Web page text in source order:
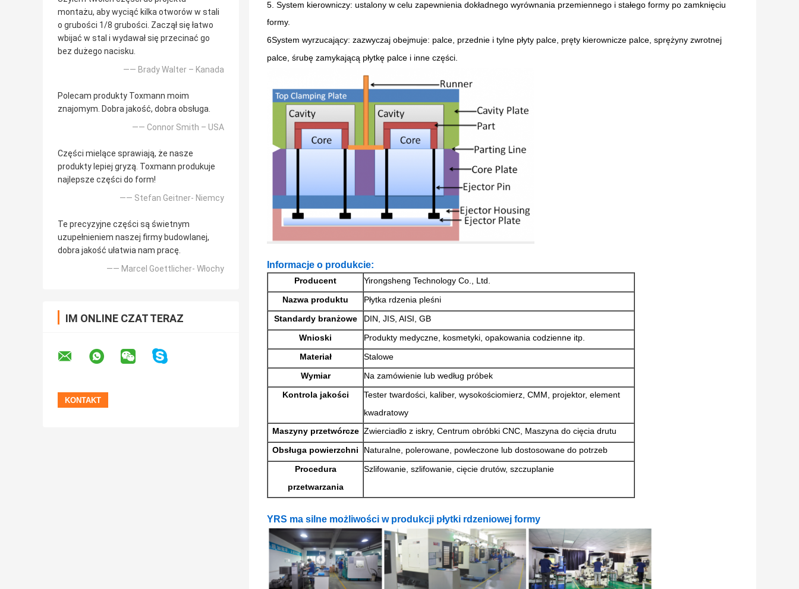
montażu, aby wyciąć kilka otworów w stali
o grubości 1/8 grubości. Zaczął się łatwo
wbijać w stal i wydawał się przecinać go
bez dużego nacisku.
—— Brady Walter – Kanada
Polecam produkty Toxmann moim
znajomym. Dobra jakość, dobra obsługa.
—— Connor Smith – USA
Części mielące sprawiają, że nasze
produkty lepiej gryzą. Toxmann produkuje
najlepsze części do form!
—— Stefan Geitner- Niemcy
Te precyzyjne części są świetnym
uzupełnieniem naszej firmy budowlanej,
dobra jakość ułatwia nam pracę.
—— Marcel Goettlicher- Włochy
IM ONLINE CZAT TERAZ
5. System kierowniczy: ustalony w celu zapewnienia dokładnego wyrównania przemiennego i stałego formy po zamknięciu
formy.
6System wyrzucający: zazwyczaj obejmuje: palce, przednie i tylne płyty palce, pręty kierownicze palce, sprężyny zwrotnej
palce, śrubę zamykającą płytkę palce i inne części.
Informacje o produkcie:
Producent
Yirongsheng Technology Co., Ltd.
Nazwa produktu
Płytka rdzenia pleśni
Standardy branżowe
DIN, JIS, AISI, GB
Wnioski
Produkty medyczne, kosmetyki, opakowania codzienne itp.
Materiał
Stalowe
Wymiar
Na zamówienie lub według próbek
Kontrola jakości
Tester twardości, kaliber, wysokościomierz, CMM, projektor, element
kwadratowy
Maszyny przetwórcze Zwierciadło z iskry, Centrum obróbki CNC, Maszyna do cięcia drutu
Obsługa powierzchni
Naturalne, polerowane, powleczone lub dostosowane do potrzeb
Procedura
przetwarzania
Szlifowanie, szlifowanie, cięcie drutów, szczuplanie
YRS ma silne możliwości w produkcji płytki rdzeniowej formy